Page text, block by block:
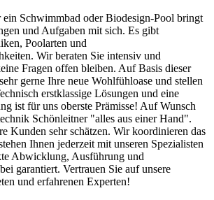
Schwimmbad oder Biodesign-Pool bringt
und Aufgaben mit sich. Es gibt
Poolarten und
Wir beraten Sie intensiv und
Fragen offen bleiben. Auf Basis dieser
gerne Ihre neue Wohlfühloase und stellen
erstklassige Lösungen und eine
ist für uns oberste Prämisse! Auf Wunsch
Schönleitner "alles aus einer Hand".
Kunden sehr schätzen. Wir koordinieren das
Ihnen jederzeit mit unseren Spezialisten
Abwicklung, Ausführung und
garantiert. Vertrauen Sie auf unsere
und erfahrenen Experten!